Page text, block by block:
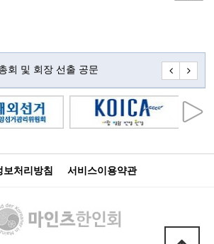
회 및 회장 선출 공문 초대합니
보처리방침 서비스이용약관